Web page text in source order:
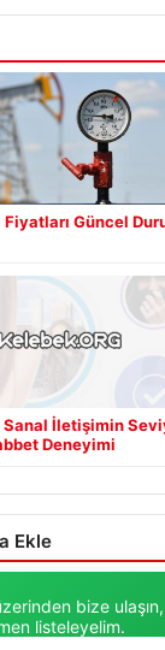
Fiyatları Güncel
Sanal İletişimin
Deneyimi
Ekle
bize ulaşın,
listeleyelim.